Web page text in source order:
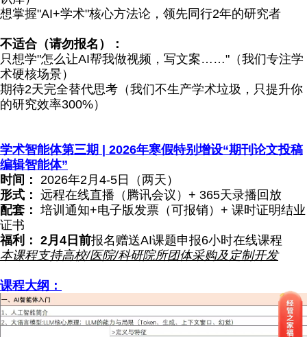
想掌握"AI+学术"核心方法论，领先同行2年的研究者
不适合（请勿报名）：
只想学"怎么让AI帮我做视频，写文案……"（我们专注学
术硬核场景）
期待2天完全替代思考（我们不生产学术垃圾，只提升你
的研究效率300%）
学术智能体第三期 | 2026年寒假特别增设“期刊论文投稿
编辑智能体”
时间：
2026年2月4-5日（两天）
形式： 远程在线直播（腾讯会议）+ 365天录播回放
配套： 培训通知+电子版发票（可报销）+ 课时证明结业
证书
福利： 2月4日前报名赠送AI课题申报6小时在线课程
本课程支持高校/医院/科研院所团体采购及定制开发
课程大纲：